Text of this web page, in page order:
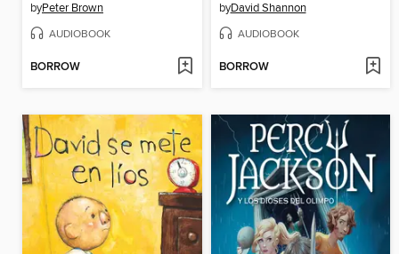
byPeter Brown
AUDIOBOOK
BORROW
byDavid Shannon
AUDIOBOOK
BORROW